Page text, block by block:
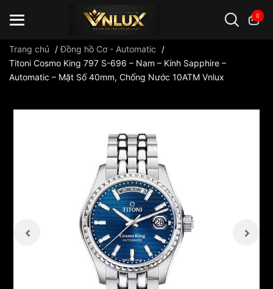
0
Đồng hồ casio đồng hồ G-Shock đồng hồ Orient ...
Trang chủ /Đồng hồ Cơ - Automatic
/
Titoni Cosmo King 797 S-696 – Nam – Kính Sapphire –
Automatic – Mặt Số 40mm, Chống Nước 10ATM Vnlux